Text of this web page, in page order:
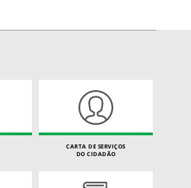
CARTA DE SERVIÇOS
DO CIDADÃO